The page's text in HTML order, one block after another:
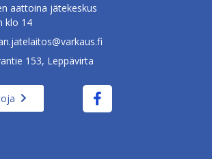
aattoina jätekeskus
klo 14
153, Leppävirta